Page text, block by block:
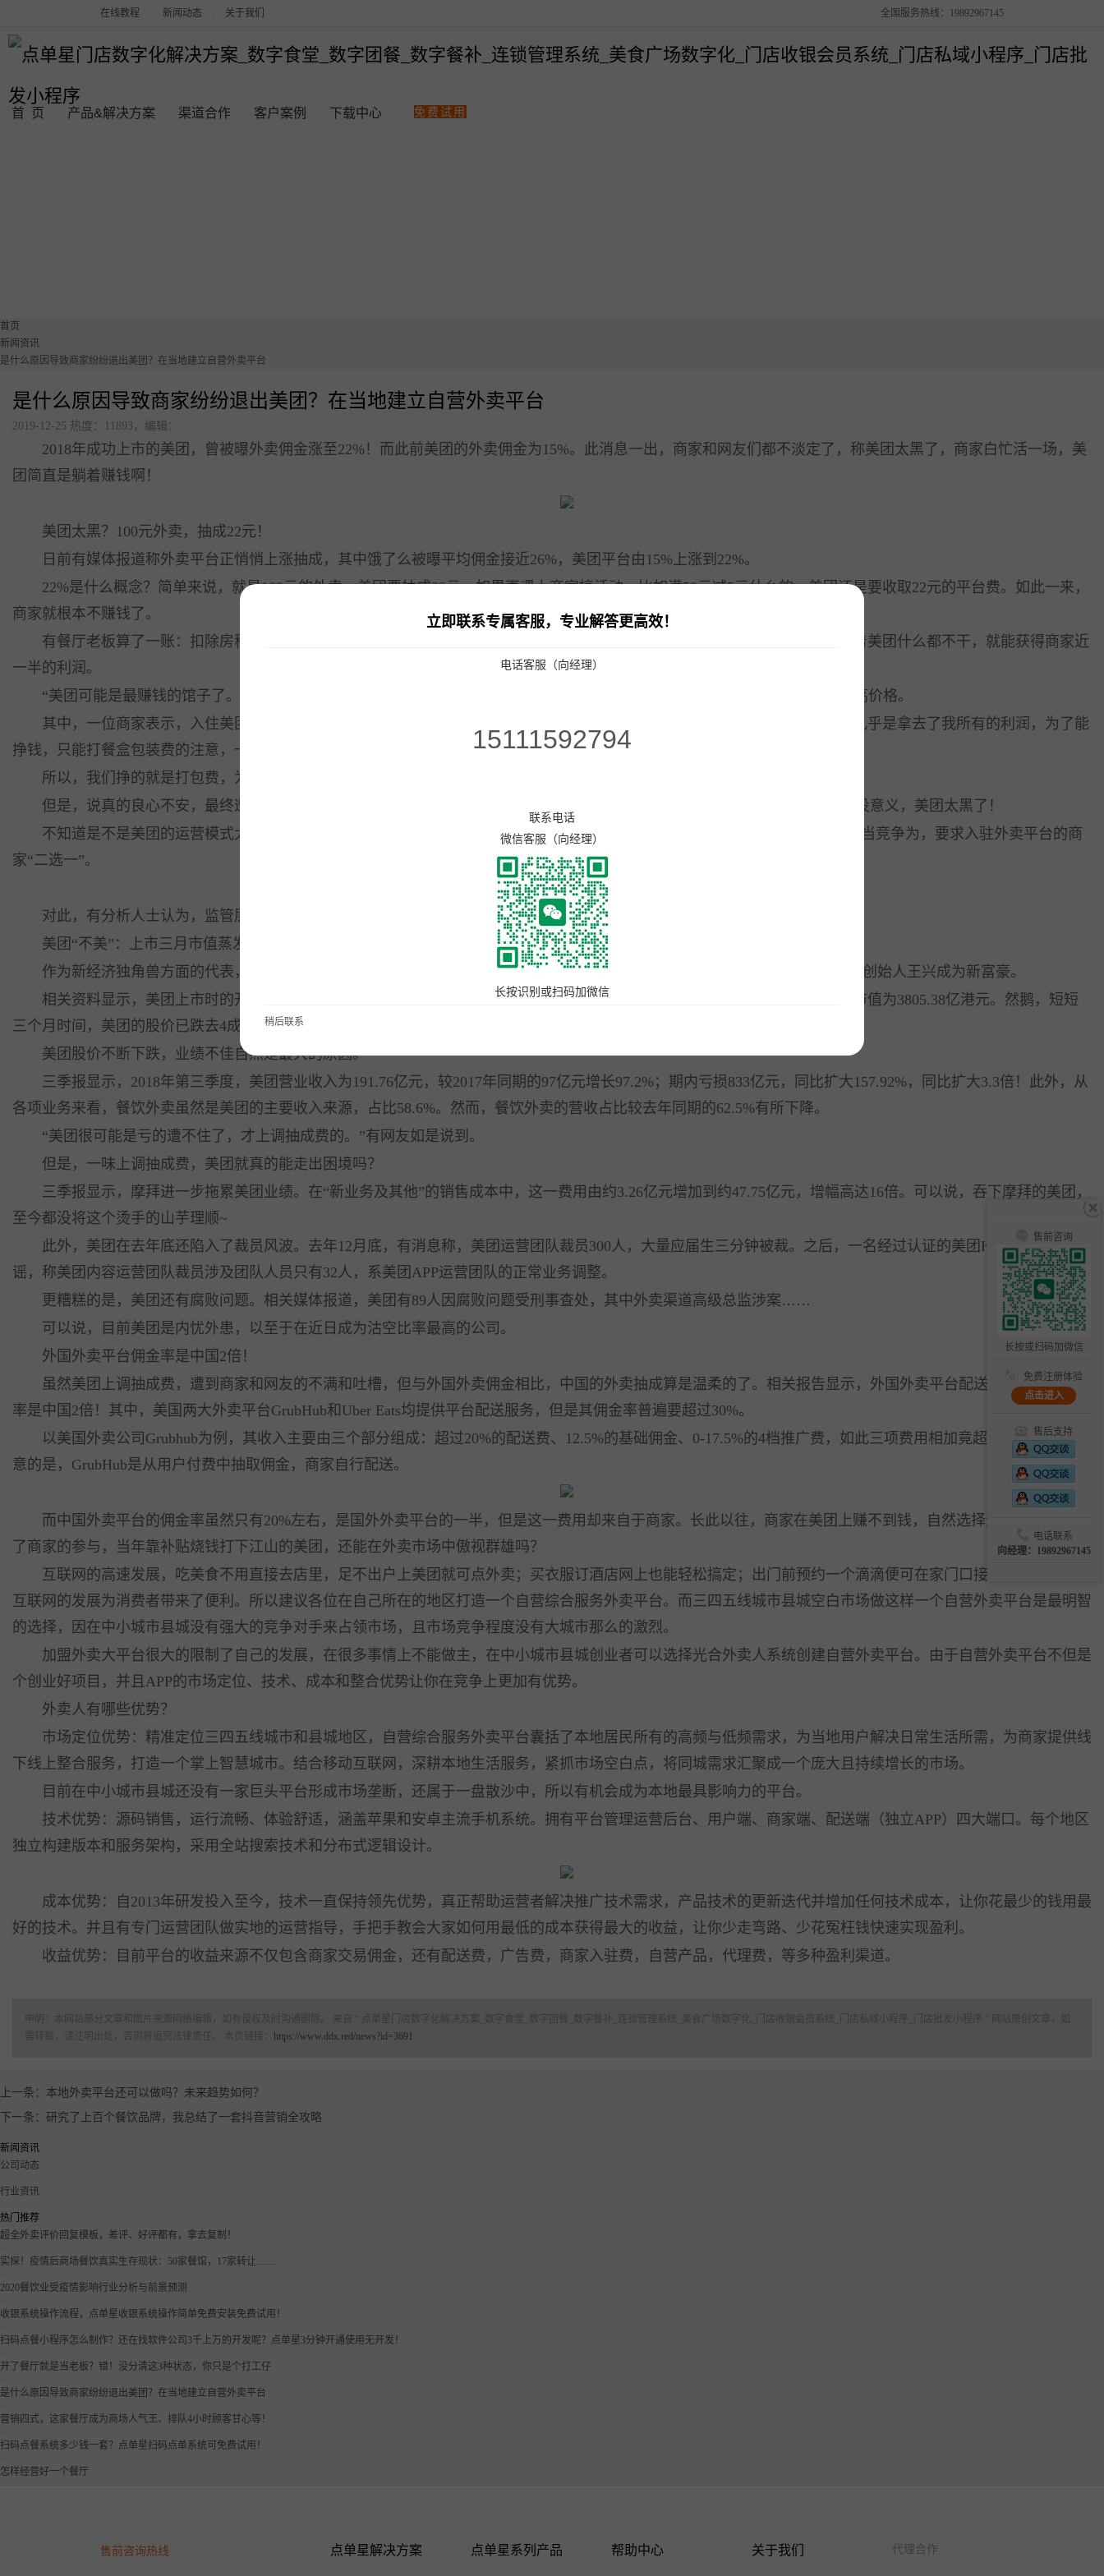
在线教程 新闻动态 关于我们 全国服务热线：19892967145
首 页 产品&解决方案
餐饮门店收银管理系统
更多解决方案
连锁品牌数字化平台解决
点单星门店小程序
智慧城管执法静态停车管
理系统
配套硬件产品： 立式刷脸支付
开店咨询：19892967145 商家服务：19892967145
渠道合作 客户案例 下载中心 免费试用
首页
新闻资讯
是什么原因导致商家纷纷退出美团？在当地建立自营外卖平台
是什么原因导致商家纷纷退出美团？在当地建立自营外卖平台
2019-12-25 热度：11893，编辑：
2018年成功上市的美团，曾被曝外卖佣金涨至22%！而此前美团的外卖佣金为15%。此消息一出，商家和网友们都不淡定了，称美团太黑了，商家白忙活一场，美
团简直是躺着赚钱啊！
美团太黑？100元外卖，抽成22元！
日前有媒体报道称外卖平台正悄悄上涨抽成，其中饿了么被曝平均佣金接近26%，美团平台由15%上涨到22%。
22%是什么概念？简单来说，就是100元的外卖，美团要抽成22元。如果再遇上商家搞活动，比如满50元减5元什么的，美团还是要收取22元的平台费。如此一来，
商家就根本不赚钱了。
有餐厅老板算了一账：扣除房租、食材、水电、人员等各种成本，餐厅的利润基本在30%-40%之间。而美团22%的抽成，意味着美团什么都不干，就能获得商家近
一半的利润。
“美团可能是最赚钱的馆子了。”有网友称。在利润越来越少的背景下，更多的商家选择了退出，还有一些则取消优惠，间接提高价格。
其中，一位商家表示，入住美团外卖一个月，果断终止和美团外面的合作！原因很简单，美团外卖抽取交易总金额的22%！这几乎是拿去了我所有的利润，为了能
挣钱，只能打餐盒包装费的注意，一个好一点的塑料密封餐盒，成本不到1元，而一个菜的打包费基本订的3元……
所以，我们挣的就是打包费，为了再能够挣点，就降低食物分量，提高价格，这样基本就能做到挣钱了！
但是，说真的良心不安，最终遭殃的还是消费者，买单的还是消费者，羊毛出羊身上！所以，后面果断取消与美团的合作了！没意义，美团太黑了！
不知道是不是美团的运营模式太过“霸道”，1月13日海口美团外卖因涉嫌不正当竞争，被当地工商部门已立案调查。其中的不正当竞争为，要求入驻外卖平台的商
家“二选一”。
对此，有分析人士认为，监管层的介入，或将结束美团“霸道”的运营模式。
美团“不美”：上市三月市值蒸发1511亿港元
作为新经济独角兽方面的代表，被资本捧上天的美团，在去年9月成功上市港交所。这不仅让疯狂砸钱的资本松了一口气，也让创始人王兴成为新富豪。
相关资料显示，美团上市时的开盘价为72.9港元，以此计算，创始人王兴身家达417.86亿港元（约合53.27亿美元），美团点评市值为3805.38亿港元。然鹅，短短
三个月时间，美团的股价已跌去4成，市值蒸发1511亿港元！
美团股价不断下跌，业绩不佳自然是最大的原因。
三季报显示，2018年第三季度，美团营业收入为191.76亿元，较2017年同期的97亿元增长97.2%；期内亏损833亿元，同比扩大157.92%，同比扩大3.3倍！此外，从
各项业务来看，餐饮外卖虽然是美团的主要收入来源，占比58.6%。然而，餐饮外卖的营收占比较去年同期的62.5%有所下降。
“美团很可能是亏的遭不住了，才上调抽成费的。”有网友如是说到。
但是，一味上调抽成费，美团就真的能走出困境吗？
三季报显示，摩拜进一步拖累美团业绩。在“新业务及其他”的销售成本中，这一费用由约3.26亿元增加到约47.75亿元，增幅高达16倍。可以说，吞下摩拜的美团，
至今都没将这个烫手的山芋理顺~
此外，美团在去年底还陷入了裁员风波。去年12月底，有消息称，美团运营团队裁员300人，大量应届生三分钟被裁。之后，一名经过认证的美团HR在脉脉上辟
谣，称美团内容运营团队裁员涉及团队人员只有32人，系美团APP运营团队的正常业务调整。
更糟糕的是，美团还有腐败问题。相关媒体报道，美团有89人因腐败问题受刑事查处，其中外卖渠道高级总监涉案……
可以说，目前美团是内忧外患，以至于在近日成为沽空比率最高的公司。
外国外卖平台佣金率是中国2倍！
虽然美团上调抽成费，遭到商家和网友的不满和吐槽，但与外国外卖佣金相比，中国的外卖抽成算是温柔的了。相关报告显示，外国外卖平台配送成本畸高，佣金
率是中国2倍！其中，美国两大外卖平台GrubHub和Uber Eats均提供平台配送服务，但是其佣金率普遍要超过30%。
以美国外卖公司Grubhub为例，其收入主要由三个部分组成：超过20%的配送费、12.5%的基础佣金、0-17.5%的4档推广费，如此三项费用相加竟超过40%。值得注
意的是，GrubHub是从用户付费中抽取佣金，商家自行配送。
而中国外卖平台的佣金率虽然只有20%左右，是国外外卖平台的一半，但是这一费用却来自于商家。长此以往，商家在美团上赚不到钱，自然选择退出。那么，没
了商家的参与，当年靠补贴烧钱打下江山的美团，还能在外卖市场中傲视群雄吗？
互联网的高速发展，吃美食不用直接去店里，足不出户上美团就可点外卖；买衣服订酒店网上也能轻松搞定；出门前预约一个滴滴便可在家门口接送。不得不说，
互联网的发展为消费者带来了便利。所以建议各位在自己所在的地区打造一个自营综合服务外卖平台。而三四五线城市县城空白市场做这样一个自营外卖平台是最明智
的选择，因在中小城市县城没有强大的竞争对手来占领市场，且市场竞争程度没有大城市那么的激烈。
加盟外卖大平台很大的限制了自己的发展，在很多事情上不能做主，在中小城市县城创业者可以选择光合外卖人系统创建自营外卖平台。由于自营外卖平台不但是
个创业好项目，并且APP的市场定位、技术、成本和整合优势让你在竞争上更加有优势。
外卖人有哪些优势？
市场定位优势：精准定位三四五线城市和县城地区，自营综合服务外卖平台囊括了本地居民所有的高频与低频需求，为当地用户解决日常生活所需，为商家提供线
下线上整合服务，打造一个掌上智慧城市。结合移动互联网，深耕本地生活服务，紧抓市场空白点，将同城需求汇聚成一个庞大且持续增长的市场。
目前在中小城市县城还没有一家巨头平台形成市场垄断，还属于一盘散沙中，所以有机会成为本地最具影响力的平台。
技术优势：源码销售，运行流畅、体验舒适，涵盖苹果和安卓主流手机系统。拥有平台管理运营后台、用户端、商家端、配送端（独立APP）四大端口。每个地区
独立构建版本和服务架构，采用全站搜索技术和分布式逻辑设计。
成本优势：自2013年研发投入至今，技术一直保持领先优势，真正帮助运营者解决推广技术需求，产品技术的更新迭代并增加任何技术成本，让你花最少的钱用最
好的技术。并且有专门运营团队做实地的运营指导，手把手教会大家如何用最低的成本获得最大的收益，让你少走弯路、少花冤枉钱快速实现盈利。
收益优势：目前平台的收益来源不仅包含商家交易佣金，还有配送费，广告费，商家入驻费，自营产品，代理费，等多种盈利渠道。
申明：本网站部分文章和图片来源网络编辑，如有侵权及时沟通删除。 来自 “ 点单星门店数字化解决方案_数字食堂_数字团餐_数字餐补_连锁管理系统_美食广场数字化_门店收银会员系统_门店私域小程序_门店批发小程序 ” 网站原创文章，如
需转载，请注明出处，否则将追究法律责任。 本页链接：
https://www.ddx.red/news?id=3691
上一条：本地外卖平台还可以做吗？未来趋势如何？
下一条：研究了上百个餐饮品牌，我总结了一套抖音营销全攻略
新闻资讯
公司动态
行业资讯
热门推荐
超全外卖评价回复模板，差评、好评都有，拿去复制！
实探！疫情后商场餐饮真实生存现状：50家餐馆，17家转让……
2020餐饮业受疫情影响行业分析与前景预测
收银系统操作流程，点单星收银系统操作简单免费安装免费试用！
扫码点餐小程序怎么制作？还在找软件公司3千上万的开发呢？点单星3分钟开通使用无开发！
开了餐厅就是当老板？错！没分清这3种状态，你只是个打工仔
是什么原因导致商家纷纷退出美团？在当地建立自营外卖平台
营销四式，这家餐厅成为商场人气王、排队4小时顾客甘心等！
扫码点餐系统多少钱一套？点单星扫码点单系统可免费试用！
怎样经营好一个餐厅
售前咨询热线 点单星解决方案 点单星系列产品 帮助中心 关于我们 代理合作
售前咨询
长按或扫码加微信
免费注册体验
点击进入
售后支持
电话联系
向经理：19892967145
立即联系专属客服，专业解答更高效！
电话客服（向经理）
15111592794
联系电话
微信客服（向经理）
长按识别或扫码加微信
稍后联系